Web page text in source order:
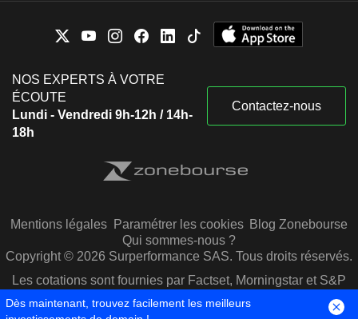
NOS EXPERTS À VOTRE
ÉCOUTE
Lundi - Vendredi 9h-12h / 14h-
18h
Contactez-nous
Mentions légales Paramétrer les cookies Blog Zonebourse
Qui sommes-nous ?
Copyright © 2026 Surperformance SAS. Tous droits réservés.
Les cotations sont fournies par Factset, Morningstar et S&P
Capital IQ
Dès maintenant, trouvez facilement les meilleurs